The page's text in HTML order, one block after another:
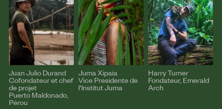
Juan Julio Durand
Cofondateur et chef
de projet
Puerto Maldonado,
Pérou
Juma Xipaia
Vice Presidente de
l'Institut Juma
Harry Turner
Fondateur, Emerald
Arch